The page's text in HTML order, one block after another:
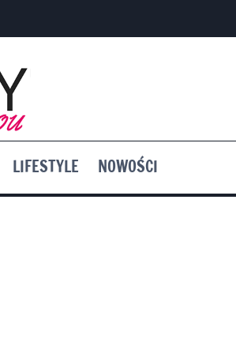
LIFESTYLE NOWOŚCI